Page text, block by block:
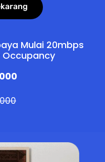
Mulai 20mbps
Occupancy